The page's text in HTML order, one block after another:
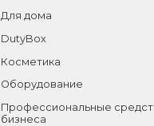
Для дома
DutyBox
Косметика
Оборудование
Профессиональные
бизнеса